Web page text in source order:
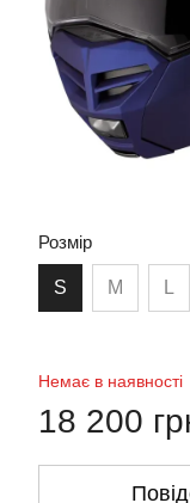
Розмір
S M L
Немає в наявності
18 200